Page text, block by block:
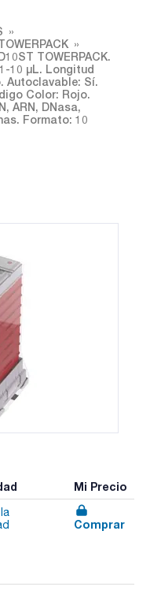
TOWERPACK.
10 µL. Longitud
Autoclavable: Sí.
Color: Rojo.
ARN, DNasa,
Formato: 10
Mi Precio
Comprar